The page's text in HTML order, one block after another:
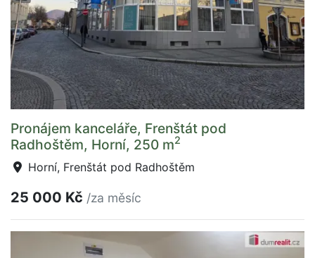
Pronájem kanceláře, Frenštát pod
Radhoštěm, Horní, 250 m2
Horní, Frenštát pod Radhoštěm
25 000 Kč /za měsíc